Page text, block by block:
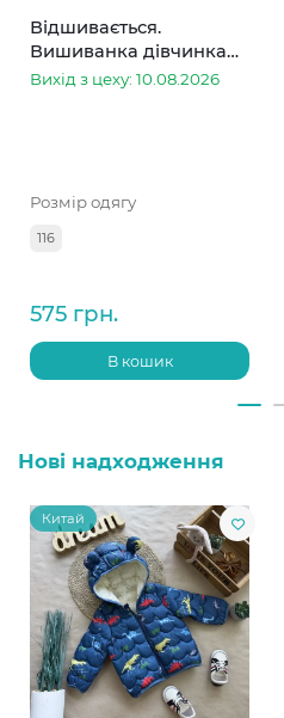
Відшивається.
Вишиванка дівчинка
колоски
Вихід з цеху: 10.08.2026
Розмір одягу
116
575 грн.
В кошик
Нові надходження
Китай